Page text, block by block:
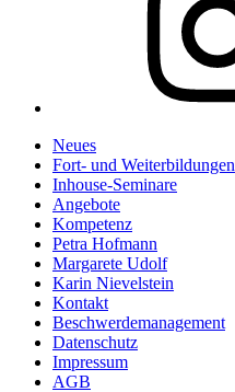
Neues
Fort- und Weiterbildungen
Inhouse-Seminare
Angebote
Kompetenz
Petra Hofmann
Margarete Udolf
Karin Nievelstein
Kontakt
Beschwerdemanagement
Datenschutz
Impressum
AGB